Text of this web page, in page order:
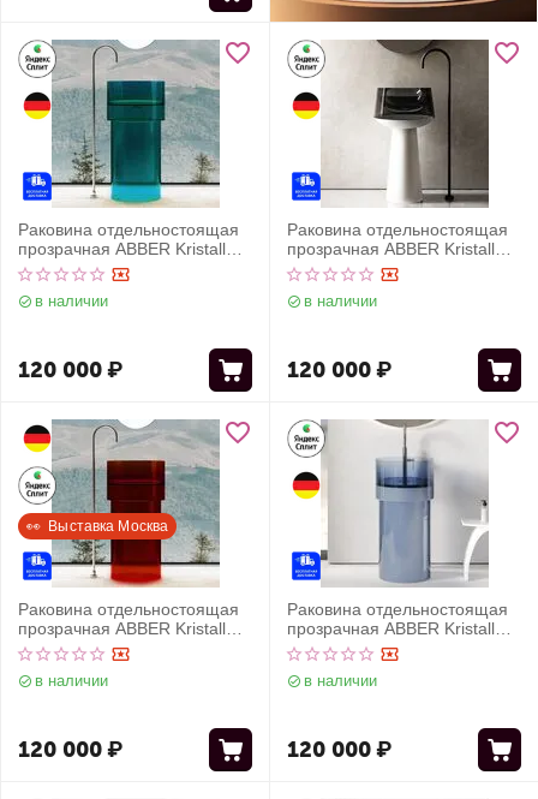
Раковина отдельностоящая
прозрачная ABBER Kristall
AT2701Aquamarin-H
бирюзовая
в наличии
120 000₽
Раковина отдельностоящая
прозрачная ABBER Kristall
AT2706White-Onyx белый/
черный
в наличии
120 000₽
👀  Выставка Москва
Раковина отдельностоящая
прозрачная ABBER Kristall
AT2701Rubin-H красная
в наличии
120 000₽
Раковина отдельностоящая
прозрачная ABBER Kristall
AT2701Saphir синяя
в наличии
120 000₽